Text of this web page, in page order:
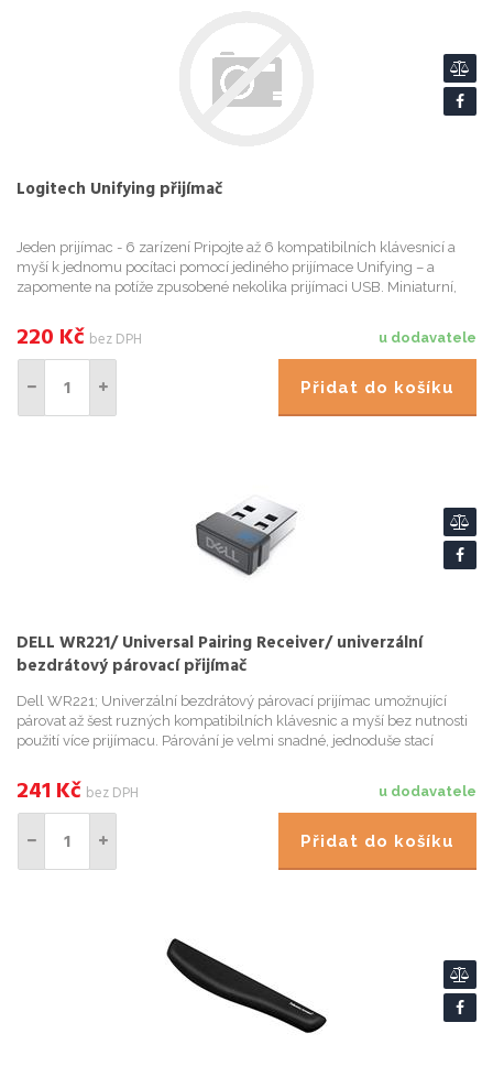
Logitech Unifying přijímač
Jeden prijímac - 6 zarízení Pripojte až 6 kompatibilních klávesnicí a
myší k jednomu pocítaci pomocí jediného prijímace Unifying – a
zapomente na potíže zpusobené nekolika prijímaci USB. Miniaturní,
u dodavatele
220 Kč bez DPH
Přidat do košíku
DELL WR221/ Universal Pairing Receiver/ univerzální
bezdrátový párovací přijímač
Dell WR221; Univerzální bezdrátový párovací prijímac umožnující
párovat až šest ruzných kompatibilních klávesnic a myší bez nutnosti
použití více prijímacu. Párování je velmi snadné, jednoduše stací
u dodavatele
241 Kč bez DPH
Přidat do košíku